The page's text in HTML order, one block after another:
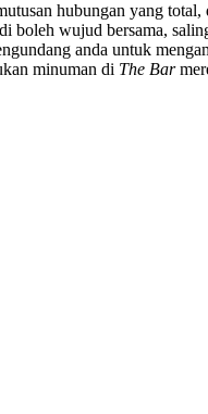
hubungan yang
boleh wujud bersama,
anda untuk
minuman di The Bar